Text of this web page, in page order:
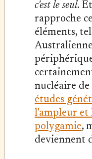
c'est le seul.
rapproche
éléments,
nucléaire de
études
l'ampleur et
polygamie,
deviennent